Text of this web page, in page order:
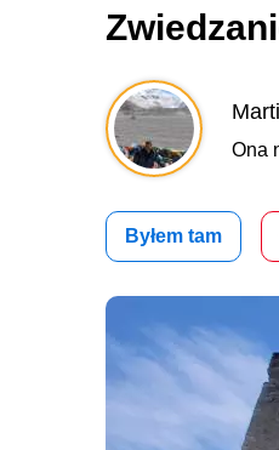
Ona
Byłem tam